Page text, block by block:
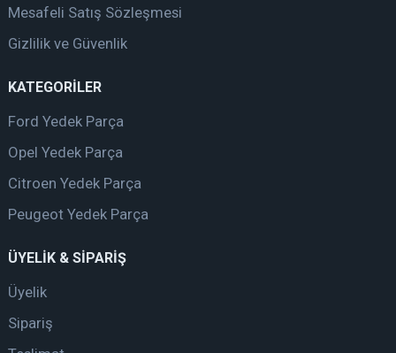
Mesafeli Satış Sözleşmesi
Gizlilik ve Güvenlik
KATEGORİLER
Ford Yedek Parça
Opel Yedek Parça
Citroen Yedek Parça
Peugeot Yedek Parça
ÜYELİK & SİPARİŞ
Üyelik
Sipariş